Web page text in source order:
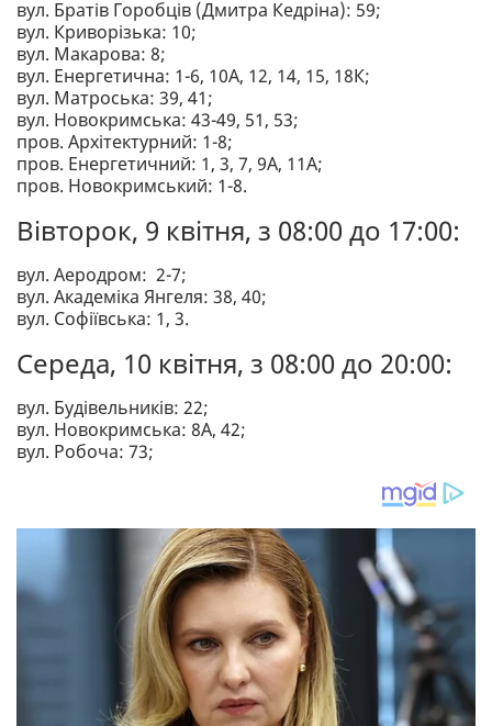
вул. Братів Горобців (Дмитра Кедріна): 59;
вул. Криворізька: 10;
вул. Макарова: 8;
вул. Енергетична: 1-6, 10А, 12, 14, 15, 18К;
вул. Матроська: 39, 41;
вул. Новокримська: 43-49, 51, 53;
пров. Архітектурний: 1-8;
пров. Енергетичний: 1, 3, 7, 9А, 11А;
пров. Новокримський: 1-8.
Вівторок, 9 квітня, з 08:00 до 17:00:
вул. Аеродром: 2-7;
вул. Академіка Янгеля: 38, 40;
вул. Софіївська: 1, 3.
Середа, 10 квітня, з 08:00 до 20:00:
вул. Будівельників: 22;
вул. Новокримська: 8А, 42;
вул. Робоча: 73;